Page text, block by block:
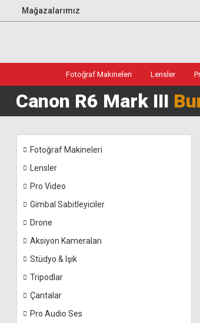
Mağazalarımız
Fotoğraf Makineleri Lensler
Canon R6 Mark III
Fotoğraf Makineleri
Lensler
Pro Video
Gimbal Sabitleyiciler
Drone
Aksiyon Kameraları
Stüdyo & Işık
Tripodlar
Çantalar
Pro Audio Ses